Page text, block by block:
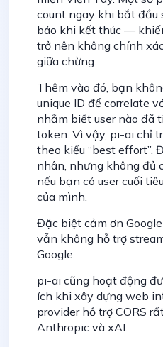
count ngay khi bắt đầu
báo khi kết thúc —
trở nên không chính
giữa chừng.
Thêm vào đó, bạn
unique ID để correlate
nhằm biết user nào đã
token. Vì vậy, pi-ai chỉ
theo kiểu “best effort”.
nhân, nhưng không đủ
nếu bạn có user cuối
của mình.
Đặc biệt cảm ơn
vẫn không hỗ trợ
Google.
pi-ai cũng hoạt động
ích khi xây dựng web
provider hỗ trợ CORS
Anthropic và xAI.